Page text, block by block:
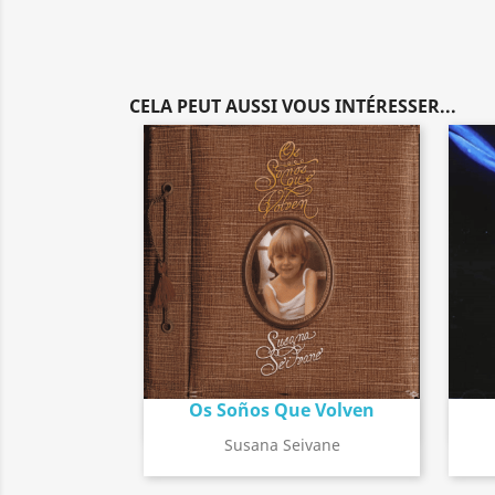
CELA PEUT AUSSI VOUS INTÉRESSER...
Os Soños Que Volven
Susana Seivane
searchDétail de l'album